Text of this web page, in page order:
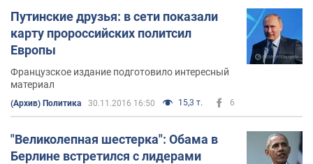
Путинские друзья: в сети показали
карту пророссийских политсил
Европы
Французское издание подготовило интересный
материал
(Архив) Политика 30.11.2016 16:50 15,3 т. 6
"Великолепная шестерка": Обама в
Берлине встретился с лидерами